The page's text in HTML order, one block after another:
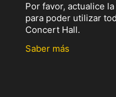
Por favor, actualice
para poder utilizar
Concert Hall.
Saber más